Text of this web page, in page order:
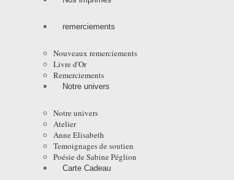
remerciements
Nouveaux remerciements
Livre d'Or
Remerciements
Notre univers
Notre univers
Atelier
Anne Elisabeth
Temoignages de soutien
Poésie de Sabine Péglion
Carte Cadeau